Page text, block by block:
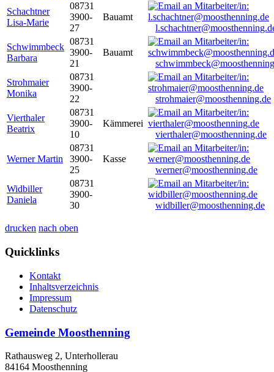
Schachtner
Lisa-Marie
08731
3900-
27
Bauamt
Schwimmbeck
Barbara
08731
3900-
21
Bauamt
Strohmaier
Monika
08731
3900-
22
strohmaier@moosthenning.de
Vierthaler
Beatrix
08731
3900-
10
Kämmerei
vierthaler@moosthenning.de
Werner Martin
08731
3900-
25
Kasse
werner@moosthenning.de
Widbiller
Daniela
08731
3900-
30
widbiller@moosthenning.de
drucken nach oben
Quicklinks
Kontakt
Inhaltsverzeichnis
Impressum
Datenschutz
Gemeinde Moosthenning
Rathausweg 2, Unterhollerau
84164 Moosthenning